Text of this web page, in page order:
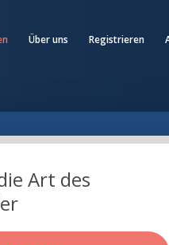
Über uns Registrieren
Art des